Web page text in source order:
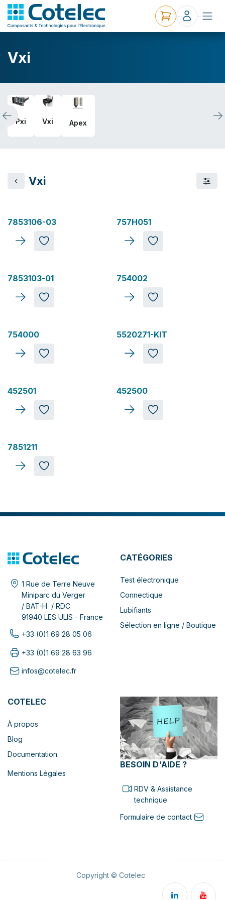
Vxi
Pxi Vxi Apex
Vxi
7853106-03 757H051
7853103-01 754002
754000 5520271-KIT
452501 452500
7851211
1 Rue de Terre Neuve
Miniparc du Verger
/ BAT-H / RDC
91940 LES ULIS - France
+33 (0)1 69 28 05 06
+33 (0)1 69 28 63 96
infos@cotelec.fr
CATÉGORIES
Test électronique
Connectique
Lubifiants
Sélection en ligne / Boutique
COTELEC
À propos
Blog
Documentation
Mentions Légales
BESOIN D'AIDE ?
RDV & Assistance
technique
Formulaire de contact
Copyright © Cotelec